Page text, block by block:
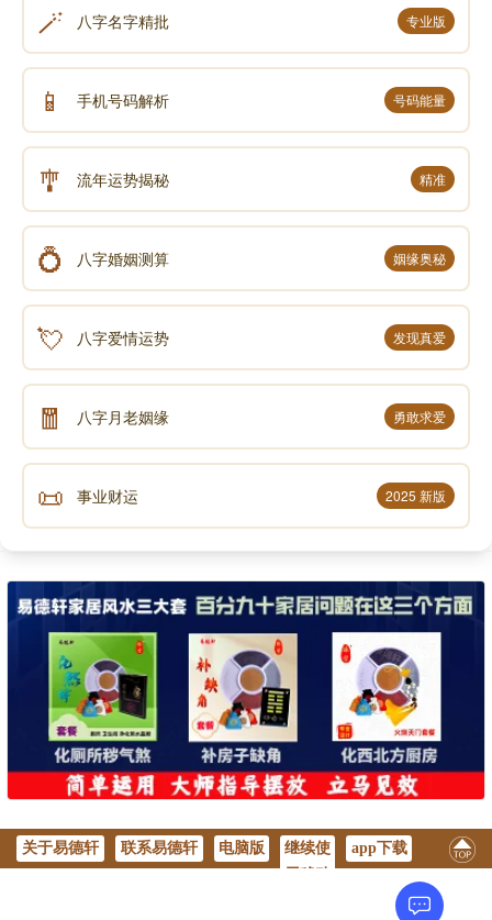
🪄 八字名字精批 专业版
📱 手机号码解析 号码能量
🎐 流年运势揭秘 精准
💍 八字婚姻测算 姻缘奥秘
💘 八字爱情运势 发现真爱
🧧 八字月老姻缘 勇敢求爱
📜 事业财运 2025 新版
关于易德轩 联系易德轩 电脑版
继续使
app下载